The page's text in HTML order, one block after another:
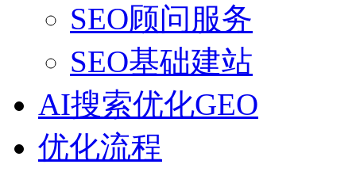
SEO顾问服务
SEO基础建站
AI搜索优化GEO
优化流程